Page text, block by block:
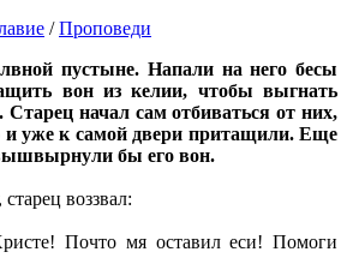
/Проповеди
пустыне. Напали на него бесы
вон из келии, чтобы выгнать
Старец начал сам отбиваться от них,
и уже к самой двери притащили. Еще
бы его вон.
воззвал:
Почто мя оставил еси! Помоги